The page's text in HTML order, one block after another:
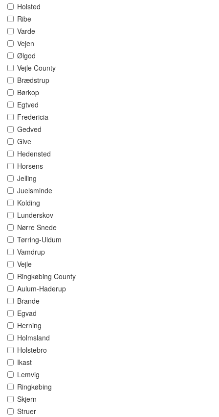
Holsted
Ribe
Varde
Vejen
Ølgod
Vejle County
Brædstrup
Børkop
Egtved
Fredericia
Gedved
Give
Hedensted
Horsens
Jelling
Juelsminde
Kolding
Lunderskov
Nørre Snede
Tørring-Uldum
Vamdrup
Vejle
Ringkøbing County
Aulum-Haderup
Brande
Egvad
Herning
Holmsland
Holstebro
Ikast
Lemvig
Ringkøbing
Skjern
Struer